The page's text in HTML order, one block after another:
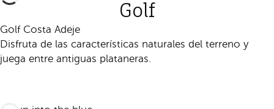
Golf
Golf Costa Adeje
Disfruta de las características naturales del terreno y
juega entre antiguas plataneras.